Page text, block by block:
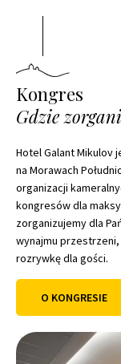
Kongres
Gdzie
Hotel Galant Mikulov
na Morawach
organizacji
kongresów dla
zorganizujemy dla
wynajmu
rozrywkę dla gości.
O KONGRESIE